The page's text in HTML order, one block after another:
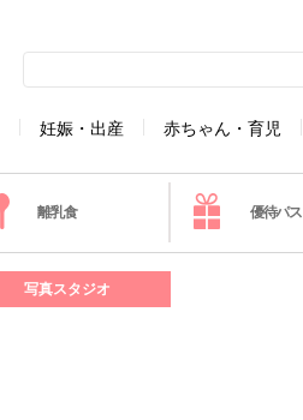
妊娠・出産 赤ちゃん・育児
離乳食 優待パス
写真スタジオ